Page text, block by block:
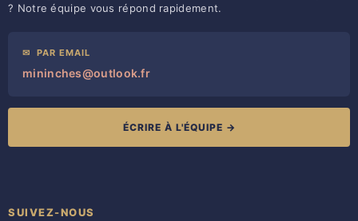
? Notre équipe vous répond rapidement.
✉ PAR EMAIL
mininches@outlook.fr
ÉCRIRE À L'ÉQUIPE →
SUIVEZ-NOUS